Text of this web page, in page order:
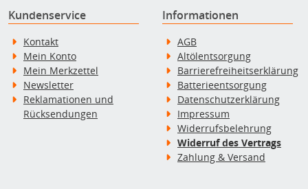
Kundenservice
Kontakt
Mein Konto
Mein Merkzettel
Newsletter
Reklamationen und
Rücksendungen
Informationen
AGB
Altölentsorgung
Barrierefreiheitserklärung
Batterieentsorgung
Datenschutzerklärung
Impressum
Widerrufsbelehrung
Widerruf des Vertrags
Zahlung & Versand